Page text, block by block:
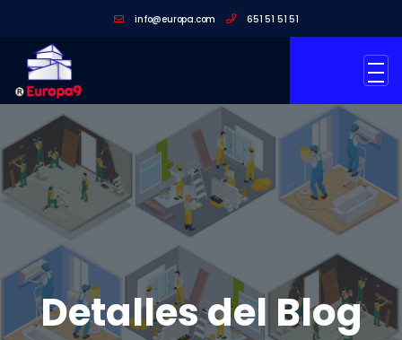
info@europa.com 651 51 51 51
Detalles del Blog